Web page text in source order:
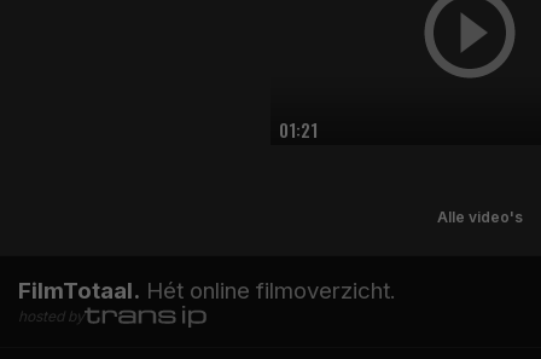
01:21
Alle video's
FilmTotaal. Hét online filmoverzicht.
hosted by